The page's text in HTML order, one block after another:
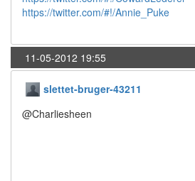
https://twitter.com/#!/Annie_Puke
11-05-2012 19:55
slettet-bruger-43211
@Charliesheen